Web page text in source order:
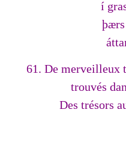
í
þærs
61. De merveilleux
trouvés
Des trésors